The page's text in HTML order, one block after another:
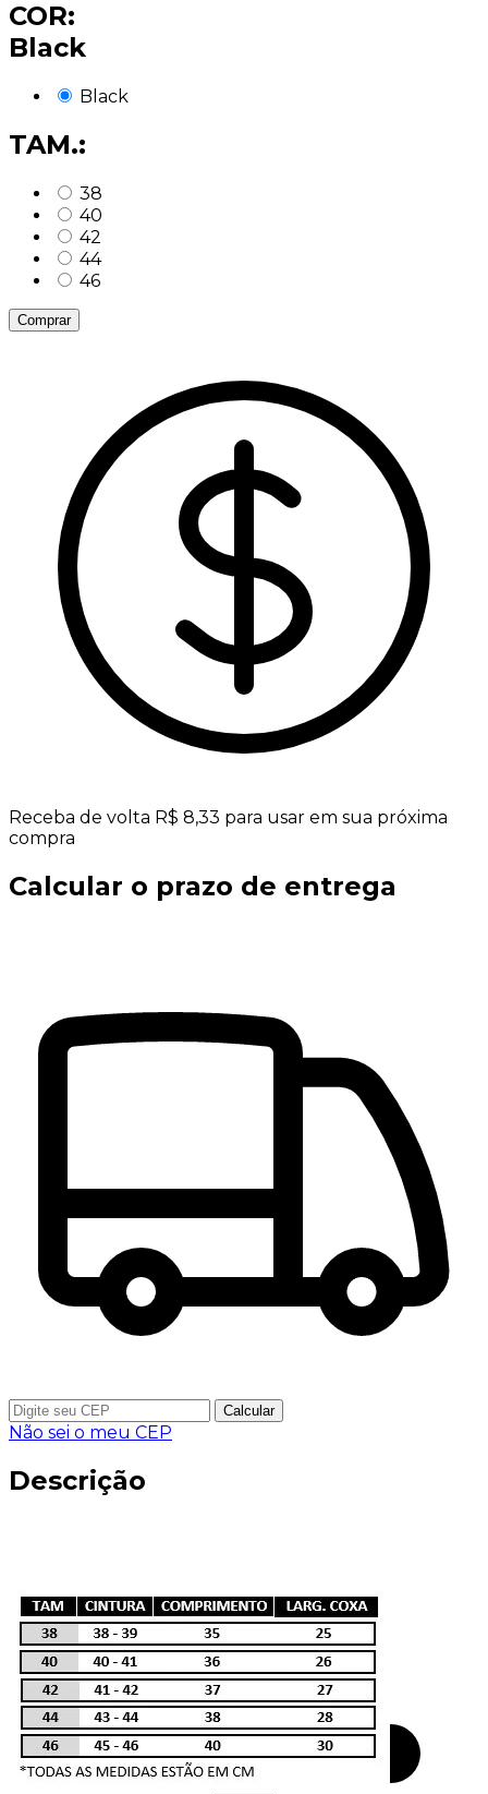
COR:
Black
Black
TAM.:
38
40
42
44
46
Comprar
Receba de volta R$ 8,33 para usar em sua próxima
compra
Calcular o prazo de entrega
Calcular
Não sei o meu CEP
Descrição